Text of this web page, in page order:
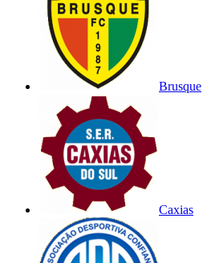
Brusque
Caxias